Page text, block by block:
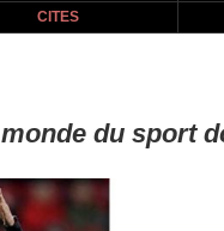
CITES
du sport